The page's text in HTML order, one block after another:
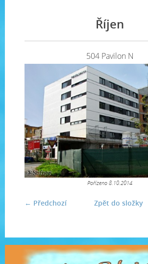
Říjen
504 Pavilon N
Pořízeno 8.10.2014
← Předchozí Zpět do složky